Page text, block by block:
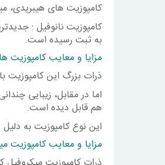
کامپوزیت های هیبریدی،
به ثبت رسیده است.
مزایا و معایب کامپوزیت
ذرات بزرگ این
اما در مقابل، زیبایی
هم قابل دیده است.
این نوع کامپوزیت به
مزایا و معایب کامپوزیت